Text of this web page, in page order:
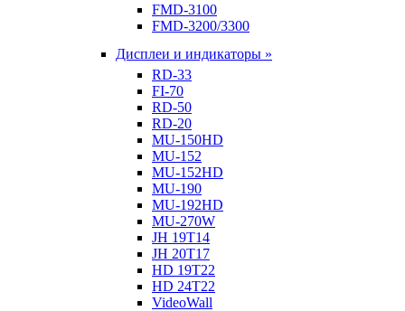
FMD-3100
FMD-3200/3300
Дисплеи и индикаторы »
RD-33
FI-70
RD-50
RD-20
MU-150HD
MU-152
MU-152HD
MU-190
MU-192HD
MU-270W
JH 19T14
JH 20T17
HD 19T22
HD 24T22
VideoWall